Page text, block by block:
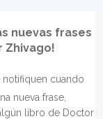
nuevas frases
Zhivago!
cuando
nueva frase,
libro de Doctor